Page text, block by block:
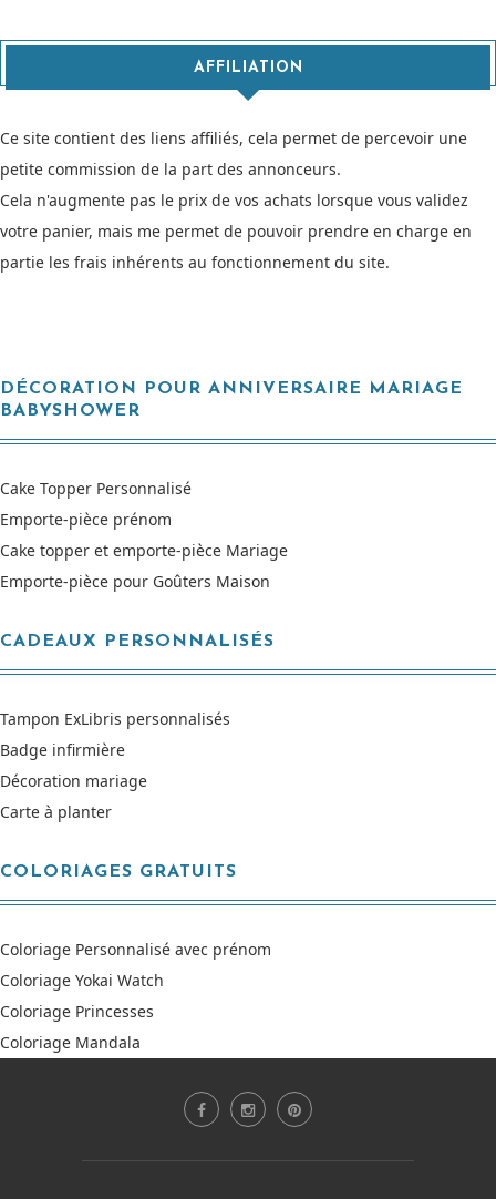
AFFILIATION
Ce site contient des liens affiliés, cela permet de percevoir une
petite commission de la part des annonceurs.
Cela n'augmente pas le prix de vos achats lorsque vous validez
votre panier, mais me permet de pouvoir prendre en charge en
partie les frais inhérents au fonctionnement du site.
DÉCORATION POUR ANNIVERSAIRE MARIAGE
BABYSHOWER
Cake Topper Personnalisé
Emporte-pièce prénom
Cake topper et emporte-pièce Mariage
Emporte-pièce pour Goûters Maison
CADEAUX PERSONNALISÉS
Tampon ExLibris personnalisés
Badge infirmière
Décoration mariage
Carte à planter
COLORIAGES GRATUITS
Coloriage Personnalisé avec prénom
Coloriage Yokai Watch
Coloriage Princesses
Coloriage Mandala